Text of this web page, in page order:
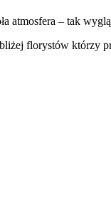
atmosfera – tak
florystów którzy